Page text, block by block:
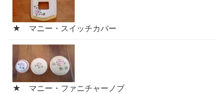
★ マニー・スイッチカバー
★ マニー・ファニチャーノブ